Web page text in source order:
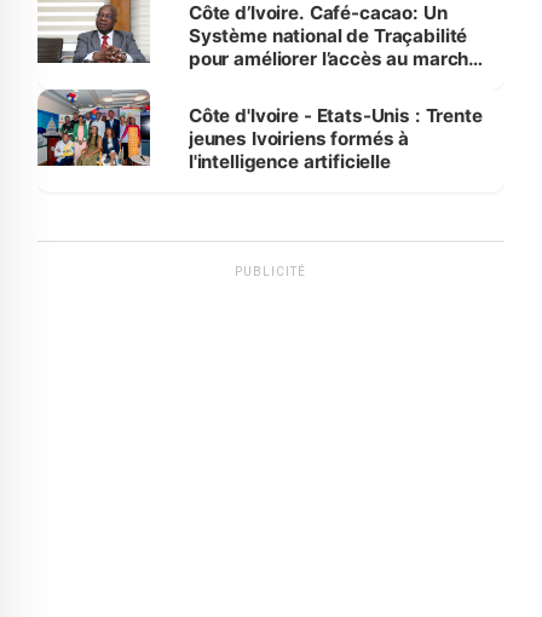
Côte d’Ivoire. Café-cacao: Un
Système national de Traçabilité
pour améliorer l’accès au marché
Côte d'Ivoire - Etats-Unis : Trente
jeunes Ivoiriens formés à
l'intelligence artificielle
PUBLICITÉ